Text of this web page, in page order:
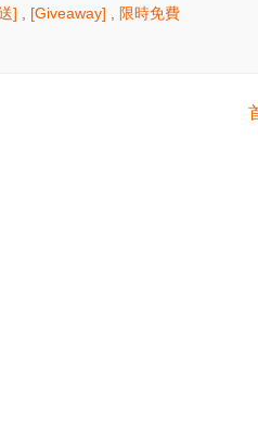
] [Giveaway] 限時免費